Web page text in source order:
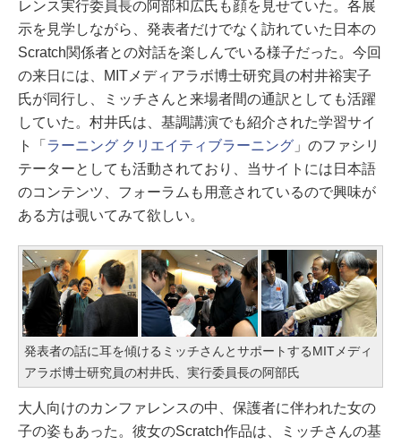
レンス実行委員長の阿部和広氏も顔を見せていた。各展
示を見学しながら、発表者だけでなく訪れていた日本の
Scratch関係者との対話を楽しんでいる様子だった。今回
の来日には、MITメディアラボ博士研究員の村井裕実子
氏が同行し、ミッチさんと来場者間の通訳としても活躍
していた。村井氏は、基調講演でも紹介された学習サイ
ト「 ラーニング クリエイティブラーニング」のファシリ
テーターとしても活動されており、当サイトには日本語
のコンテンツ、フォーラムも用意されているので興味が
ある方は覗いてみて欲しい。
発表者の話に耳を傾けるミッチさんとサポートするMITメディ
アラボ博士研究員の村井氏、実行委員長の阿部氏
大人向けのカンファレンスの中、保護者に伴われた女の
子の姿もあった。彼女のScratch作品は、ミッチさんの基